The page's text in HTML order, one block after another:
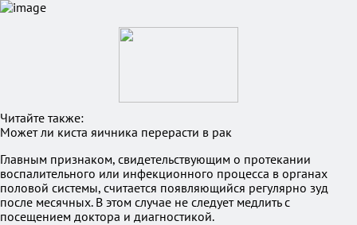
Читайте также:
Может ли киста яичника перерасти в рак
Главным признаком, свидетельствующим о протекании
воспалительного или инфекционного процесса в органах
половой системы, считается появляющийся регулярно зуд
после месячных. В этом случае не следует медлить с
посещением доктора и диагностикой.